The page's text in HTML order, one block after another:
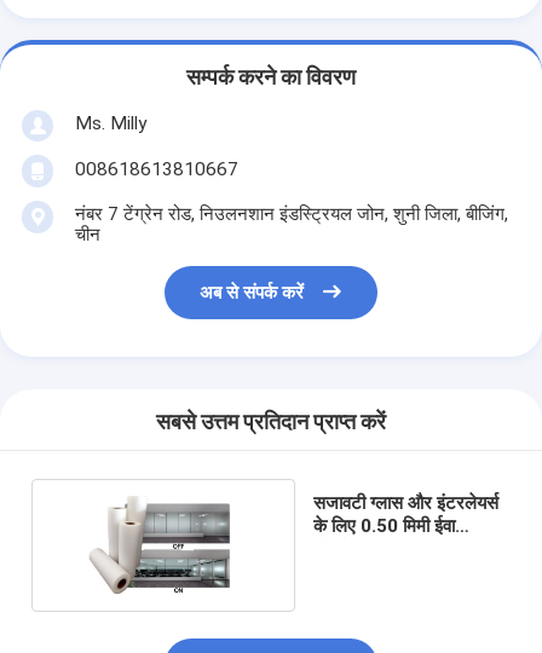
सम्पर्क करने का विवरण
Ms. Milly
008618613810667
नंबर 7 टेंग्रेन रोड, निउलनशान इंडस्ट्रियल जोन, शुनी जिला, बीजिंग,
चीन
अब से संपर्क करें
सबसे उत्तम प्रतिदान प्राप्त करें
सजावटी ग्लास और इंटरलेयर्स
के लिए 0.50 मिमी ईवा